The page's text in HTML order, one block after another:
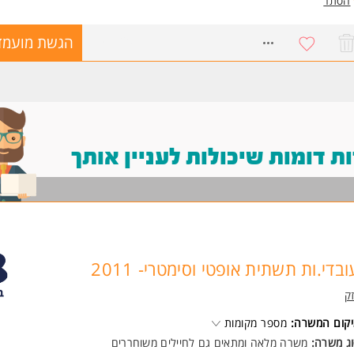
הגשת
דומות שיכולות לעניין אותך
תשתית אופטי וסימטרי- 2011
המשרה: מספר מקומות
משרה: משרה מלאה ומתאים גם לחיילים משוחררים